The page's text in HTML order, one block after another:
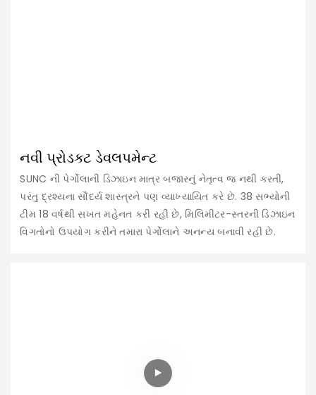
નવી પ્રોડક્ટ ડેવલપમેન્ટ
SUNC ની પેર્ગોલાની ડિઝાઇન માત્ર બજારનું નેતૃત્વ જ નથી કરતી,
પરંતુ દ્રશ્યના સૌંદર્ય શાસ્ત્રને પણ વ્યાખ્યાયિત કરે છે. 38 સભ્યોની
ટીમ 18 વર્ષથી સખત મહેનત કરી રહી છે, મિલિમીટર-સ્તરની ડિઝાઇન
વિગતોનો ઉપયોગ કરીને તમારા પેર્ગોલાને અનન્ય બનાવી રહી છે.